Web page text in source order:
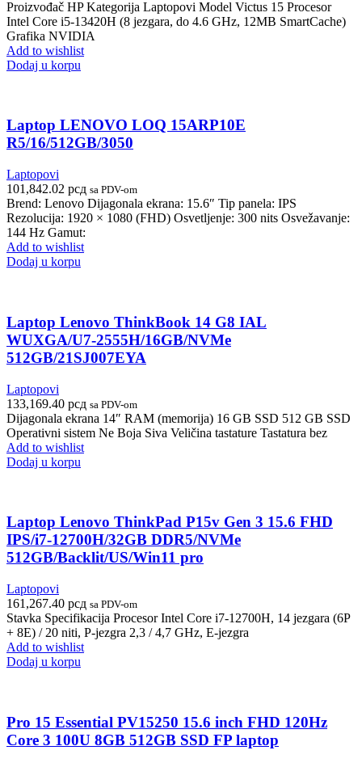
Proizvođač HP Kategorija Laptopovi Model Victus 15 Procesor
Intel Core i5-13420H (8 jezgara, do 4.6 GHz, 12MB SmartCache)
Grafika NVIDIA
Add to wishlist
Dodaj u korpu
Laptop LENOVO LOQ 15ARP10E
R5/16/512GB/3050
Laptopovi
101,842.02 рсд sa PDV-om
Brend: Lenovo Dijagonala ekrana: 15.6″ Tip panela: IPS
Rezolucija: 1920 × 1080 (FHD) Osvetljenje: 300 nits Osvežavanje:
144 Hz Gamut:
Add to wishlist
Dodaj u korpu
Laptop Lenovo ThinkBook 14 G8 IAL
WUXGA/U7-2555H/16GB/NVMe
512GB/21SJ007EYA
Laptopovi
133,169.40 рсд sa PDV-om
Dijagonala ekrana 14″ RAM (memorija) 16 GB SSD 512 GB SSD
Operativni sistem Ne Boja Siva Veličina tastature Tastatura bez
Add to wishlist
Dodaj u korpu
Laptop Lenovo ThinkPad P15v Gen 3 15.6 FHD
IPS/i7-12700H/32GB DDR5/NVMe
512GB/Backlit/US/Win11 pro
Laptopovi
161,267.40 рсд sa PDV-om
Stavka Specifikacija Procesor Intel Core i7-12700H, 14 jezgara (6P
+ 8E) / 20 niti, P-jezgra 2,3 / 4,7 GHz, E-jezgra
Add to wishlist
Dodaj u korpu
Pro 15 Essential PV15250 15.6 inch FHD 120Hz
Core 3 100U 8GB 512GB SSD FP laptop